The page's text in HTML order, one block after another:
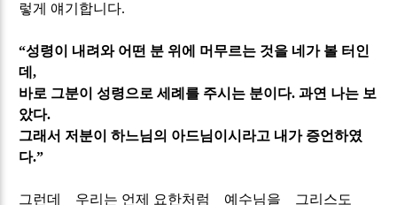
렇게 얘기합니다.
“성령이 내려와 어떤 분 위에 머무르는 것을 네가 볼 터인
데,
바로 그분이 성령으로 세례를 주시는 분이다.과연 나는 보
았다.
그래서 저분이 하느님의 아드님이시라고 내가 증언하였
다.”
그런데 우리는 언제 요한처럼 예수님을 그리스도